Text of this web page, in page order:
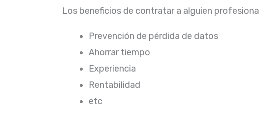
Los beneficios de contratar a alguien
Prevención de pérdida de datos
Ahorrar tiempo
Experiencia
Rentabilidad
etc